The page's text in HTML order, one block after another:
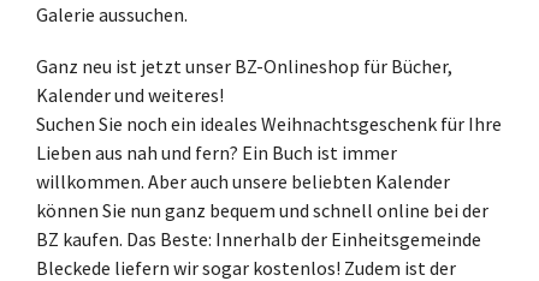
Galerie aussuchen.
Ganz neu ist jetzt unser BZ-Onlineshop für Bücher,
Kalender und weiteres!
Suchen Sie noch ein ideales Weihnachtsgeschenk für Ihre
Lieben aus nah und fern? Ein Buch ist immer
willkommen. Aber auch unsere beliebten Kalender
können Sie nun ganz bequem und schnell online bei der
BZ kaufen. Das Beste: Innerhalb der Einheitsgemeinde
Bleckede liefern wir sogar kostenlos! Zudem ist der